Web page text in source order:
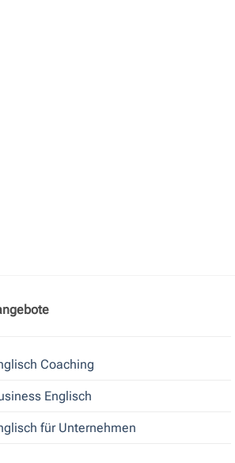
Coaching
Englisch
für Unternehmen